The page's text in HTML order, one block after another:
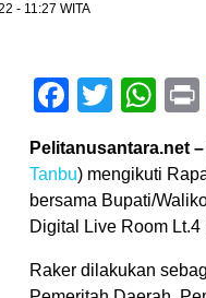
- 11:27 WITA
Pelitanusantara.net –
Tanbu) mengikuti
bersama Bupati/
Digital Live Room Lt.4
Raker dilakukan